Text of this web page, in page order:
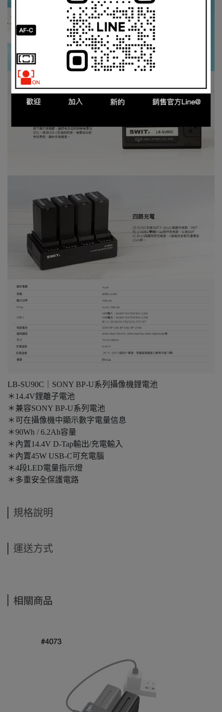
LB-SU90C｜SONY BP-U系列攝像機鋰電池
＊14.4V鋰離子電池
＊兼容SONY BP-U系列電池
＊可在攝像機中顯示數字電量信息
＊90Wh / 6.2Ah容量
＊內置14.4V D-Tap輸出/充電輸入
＊內置45W USB-C可充電腦
＊4段LED電量指示燈
＊多重安全保護電路
規格說明
運送方式
相關商品